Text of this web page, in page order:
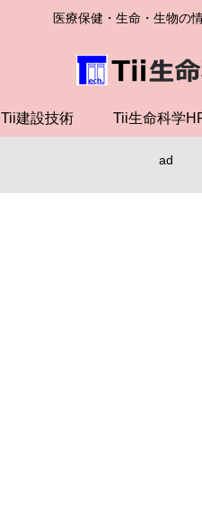
医療保健・生命・生物の
Tii建設技術 Tii生命科学
ad